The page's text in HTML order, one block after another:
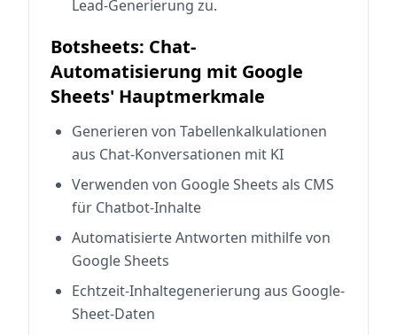
Lead-Generierung zu.
Botsheets: Chat-
Automatisierung mit Google
Sheets' Hauptmerkmale
Generieren von Tabellenkalkulationen
aus Chat-Konversationen mit KI
Verwenden von Google Sheets als CMS
für Chatbot-Inhalte
Automatisierte Antworten mithilfe von
Google Sheets
Echtzeit-Inhaltegenerierung aus Google-
Sheet-Daten